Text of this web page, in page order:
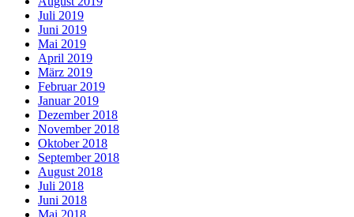
Juli 2019
Juni 2019
Mai 2019
April 2019
März 2019
Februar 2019
Januar 2019
Dezember 2018
November 2018
Oktober 2018
September 2018
August 2018
Juli 2018
Juni 2018
Mai 2018